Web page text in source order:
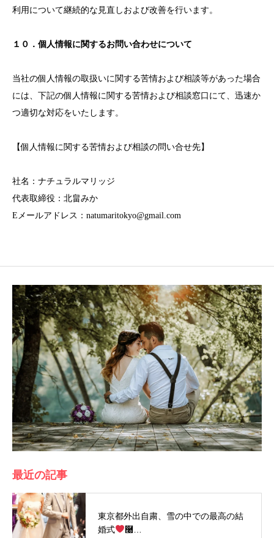
利用について継続的な見直しおよび改善を行います。
１０．個人情報に関するお問い合わせについて
当社の個人情報の取扱いに関する苦情および相談等があった場合
には、下記の個人情報に関する苦情および相談窓口にて、迅速か
つ適切な対応をいたします。
【個人情報に関する苦情および相談の問い合せ先】
社名：ナチュラルマリッジ
代表取締役：北畠みか
Eメールアドレス：natumaritokyo@gmail.com
最近の記事
東京都外出自粛、雪の中での最高の結
婚式
࿠…